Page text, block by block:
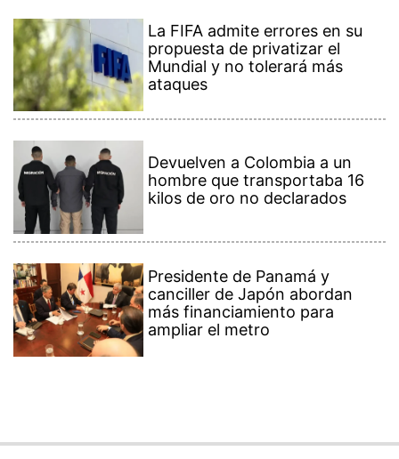
La FIFA admite errores en su
propuesta de privatizar el
Mundial y no tolerará más
ataques
Devuelven a Colombia a un
hombre que transportaba 16
kilos de oro no declarados
Presidente de Panamá y
canciller de Japón abordan
más financiamiento para
ampliar el metro